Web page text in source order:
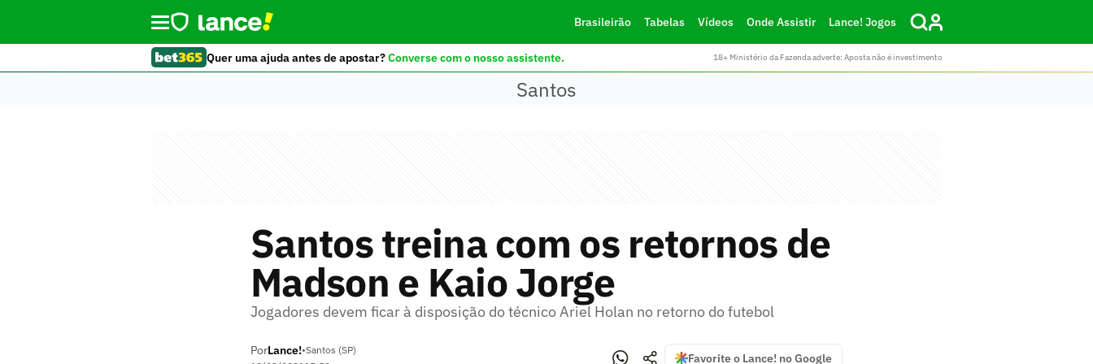
Brasileirão Tabelas Vídeos Onde Assistir Lance! Jogos
Quer uma ajuda antes de apostar?Converse com o nosso assistente. 18+ Ministério da Fazenda adverte: Aposta não é investimento
Santos
Santos treina com os retornos de
Madson e Kaio Jorge
Jogadores devem ficar à disposição do técnico Ariel Holan no retorno do futebol
PorLance!•Santos (SP)
Favorite o Lance! no Google